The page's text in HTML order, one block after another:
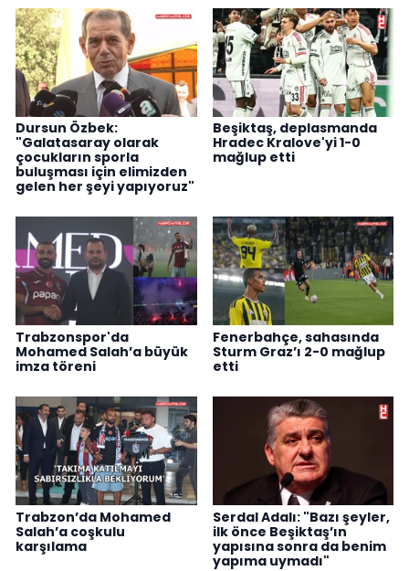
Dursun Özbek:
"Galatasaray olarak
çocukların sporla
buluşması için elimizden
gelen her şeyi yapıyoruz"
Beşiktaş, deplasmanda
Hradec Kralove'yi 1-0
mağlup etti
Trabzonspor'da
Mohamed Salah’a büyük
imza töreni
Fenerbahçe, sahasında
Sturm Graz’ı 2-0 mağlup
etti
Trabzon’da Mohamed
Salah’a coşkulu
karşılama
Serdal Adalı: "Bazı şeyler,
ilk önce Beşiktaş’ın
yapısına sonra da benim
yapıma uymadı"